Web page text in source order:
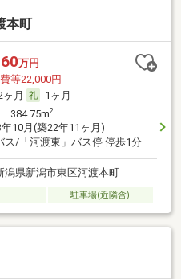
本町
万円
等22,000円
ヶ月
1ヶ月
384.75m2
10月(築22年11ヶ月)
ス/「河渡東」バス停 停歩1分
潟県新潟市東区河渡本町
駐車場(近隣含)